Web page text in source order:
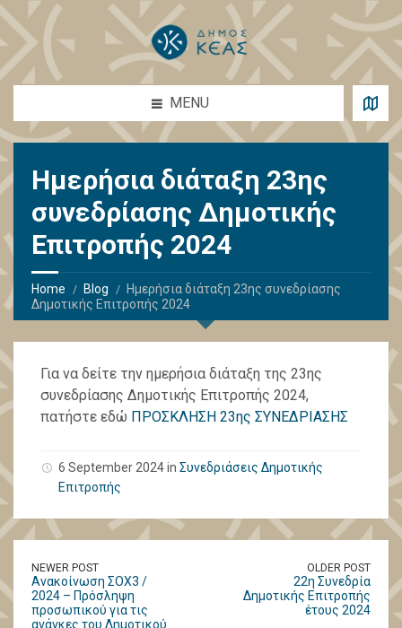
MENU
Ημερήσια διάταξη 23ης
συνεδρίασης Δημοτικής
Επιτροπής 2024
Home Blog
Ημερήσια διάταξη 23ης συνεδρίασης
Δημοτικής Επιτροπής 2024
Για να δείτε την ημερήσια διάταξη της 23ης
συνεδρίασης Δημοτικής Επιτροπής 2024,
πατήστε εδώ ΠΡΟΣΚΛΗΣΗ 23ης ΣΥΝΕΔΡΙΑΣΗΣ
6 September 2024 in Συνεδριάσεις Δημοτικής
Επιτροπής
NEWER POST
Ανακοίνωση ΣΟΧ3 /
2024 – Πρόσληψη
προσωπικού για τις
ανάγκες του Δημοτικού
OLDER POST
22η Συνεδρία
Δημοτικής Επιτροπής
έτους 2024